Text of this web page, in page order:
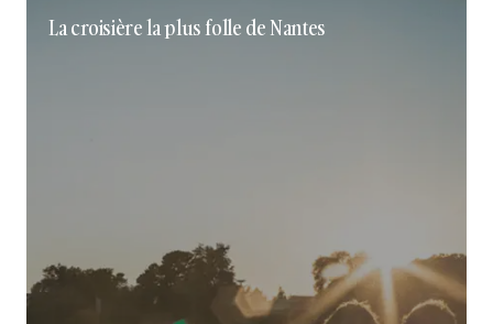
La croisière la plus folle de Nantes